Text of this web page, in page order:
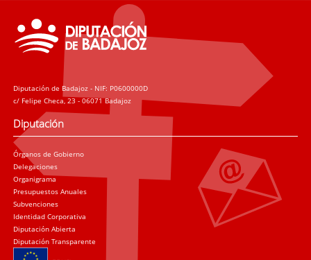
Diputación de Badajoz - NIF: P0600000D
c/ Felipe Checa, 23 - 06071 Badajoz
Diputación
Órganos de Gobierno
Delegaciones
Organigrama
Presupuestos Anuales
Subvenciones
Identidad Corporativa
Diputación Abierta
Diputación Transparente